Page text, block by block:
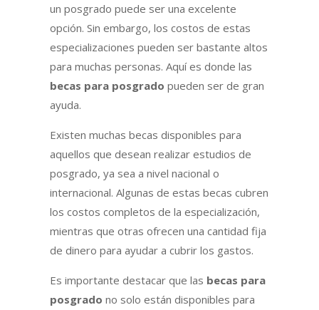
un posgrado puede ser una excelente
opción. Sin embargo, los costos de estas
especializaciones pueden ser bastante altos
para muchas personas. Aquí es donde las
becas para posgrado pueden ser de gran
ayuda.
Existen muchas becas disponibles para
aquellos que desean realizar estudios de
posgrado, ya sea a nivel nacional o
internacional. Algunas de estas becas cubren
los costos completos de la especialización,
mientras que otras ofrecen una cantidad fija
de dinero para ayudar a cubrir los gastos.
Es importante destacar que las becas para
posgrado no solo están disponibles para